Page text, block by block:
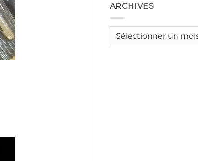
menus
complets
3€
Le
matcha
boisson
ARCHIVES
Archives